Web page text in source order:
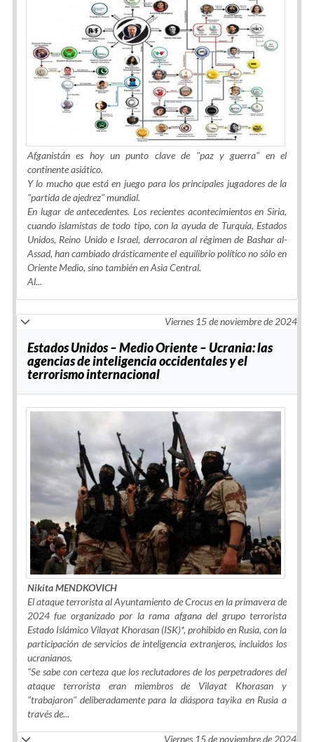
Afganistán es hoy un punto clave de "paz y guerra" en el
continente asiático.
Y lo mucho que está en juego para los principales jugadores de la
"partida de ajedrez" mundial.
En lugar de antecedentes. Los recientes acontecimientos en Siria,
cuando islamistas de todo tipo, con la ayuda de Turquía, Estados
Unidos, Reino Unido e Israel, derrocaron al régimen de Bashar al-
Assad, han cambiado drásticamente el equilibrio político no sólo en
Oriente Medio, sino también en Asia Central.
Al...
Viernes 15 de noviembre de 2024
Estados Unidos – Medio Oriente – Ucrania: las
agencias de inteligencia occidentales y el
terrorismo internacional
Nikita MENDKOVICH
El ataque terrorista al Ayuntamiento de Crocus en la primavera de
2024 fue organizado por la rama afgana del grupo terrorista
Estado Islámico Vilayat Khorasan (ISK)*, prohibido en Rusia, con la
participación de servicios de inteligencia extranjeros, incluidos los
ucranianos.
"Se sabe con certeza que los reclutadores de los perpetradores del
ataque terrorista eran miembros de Vilayat Khorasan y
"trabajaron" deliberadamente para la diáspora tayika en Rusia a
través de...
Viernes 15 de noviembre de 2024